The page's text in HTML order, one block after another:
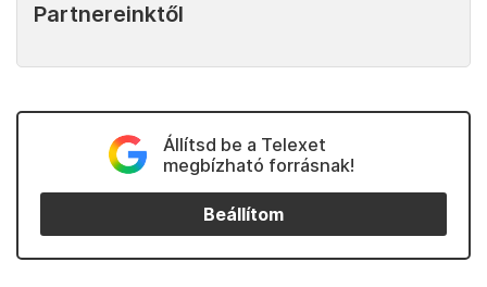
Partnereinktől
Állítsd be a Telexet
megbízható forrásnak!
Beállítom